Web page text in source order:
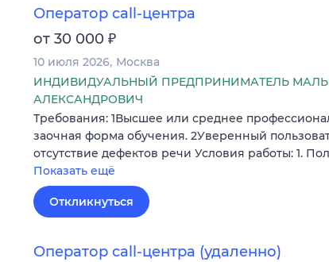
Оператор call-центра
от 30 000 ₽
10 июля 2026 Москва
ИНДИВИДУАЛЬНЫЙ ПРЕДПРИНИМАТЕЛЬ
АЛЕКСАНДРОВИЧ
Требования: 1Высшее или среднее
заочная форма обучения. 2Уверенный
отсутствие дефектов речи Условия работы: 1.
Показать ещё
Откликнуться
Оператор call-центра (удаленно)